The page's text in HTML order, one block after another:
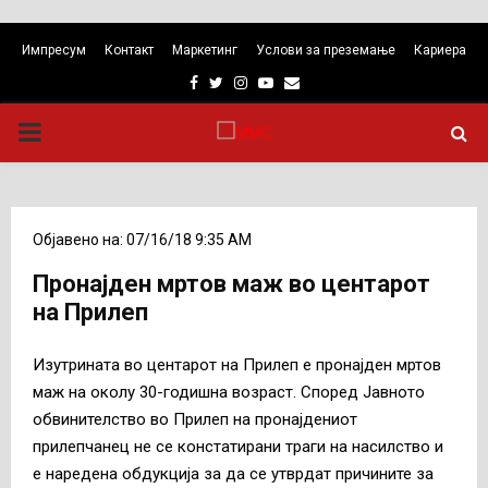
Импресум Контакт Маркетинг Услови за преземање Кариера
Facebook
TwitterInstagram
Youtube
Email
PRIMARY
Објавено на: 07/16/18 9:35 AM
Пронајден мртов маж во центарот
на Прилеп
Изутрината во центарот на Прилеп е пронајден мртов
маж на околу 30-годишна возраст. Според Јавното
обвинителство во Прилеп на пронајдениот
прилепчанец не се констатирани траги на насилство и
е наредена обдукција за да се утврдат причините за